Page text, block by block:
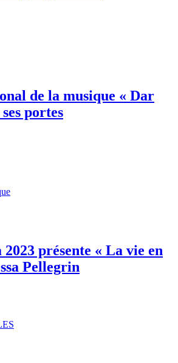
de la musique « Dar
portes
présente « La vie en
Pellegrin